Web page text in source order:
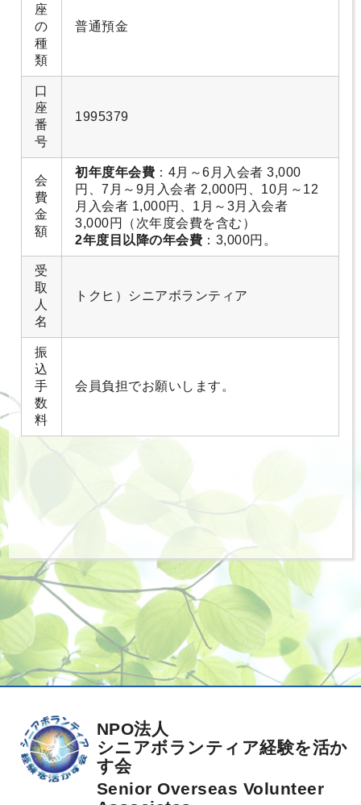
座
の
種
類
普通預金
口
座
番
号
1995379
会
費
金
額
初年度年会費 ：4月～6月入会者 3,000
円、7月～9月入会者 2,000円、10月～12
月入会者 1,000円、1月～3月入会者
3,000円（次年度会費を含む）
2年度目以降の年会費 ：3,000円。
受
取
人
名
トクヒ）シニアボランティア
振
込
手
数
料
会員負担でお願いします。
NPO法人
シニアボランティア経験を活か
す会
Senior Overseas Volunteer